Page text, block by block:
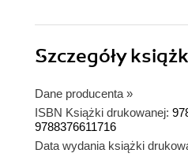
Szczegóły
Dane producenta »
ISBN Książki drukowanej:
9788376611716
Data wydania książki